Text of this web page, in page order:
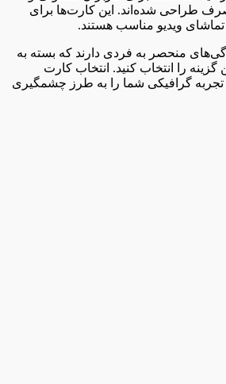
طراحی شده‌اند. این کارت‌ها برای
ویدیو مناسب هستند.
منحصر به فردی دارند که بسته به
گزینه را انتخاب کنید. انتخاب کارت
گرافیکی شما را به طرز چشمگیری